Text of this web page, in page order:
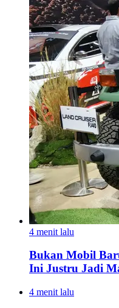
4 menit lalu
Bukan Mobil
Ini Justru Jadi
4 menit lalu